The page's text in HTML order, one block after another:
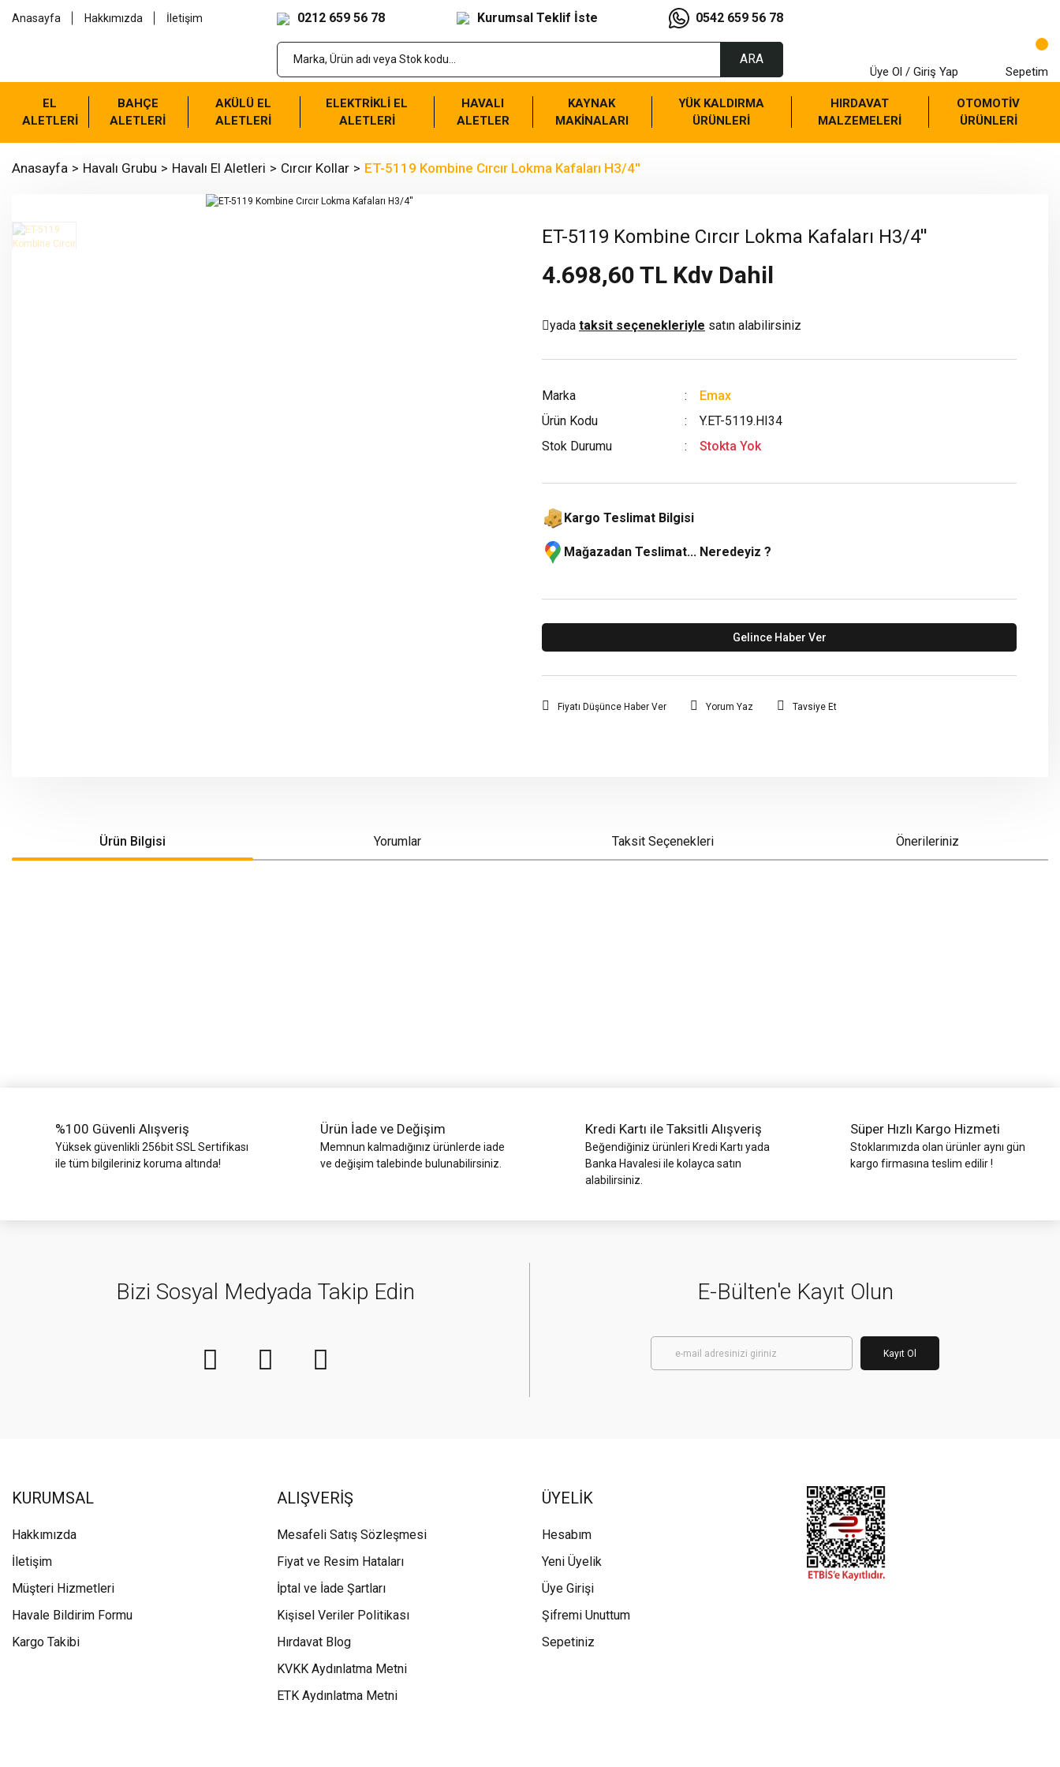
Anasayfa Hakkımızda İletişim 0212 659 56 78 Kurumsal Teklif İste 0542 659 56 78
ARA
Üye Ol / Giriş Yap Sepetim
EL
ALETLERİ
BAHÇE
ALETLERİ
AKÜLÜ EL
ALETLERİ
ELEKTRİKLİ EL
ALETLERİ
HAVALI
ALETLER
KAYNAK
MAKİNALARI
YÜK KALDIRMA
ÜRÜNLERİ
HIRDAVAT
MALZEMELERİ
OTOMOTİV
ÜRÜNLERİ
Anasayfa Havalı Grubu Havalı El Aletleri Cırcır Kollar ET-5119 Kombine Cırcır Lokma Kafaları H3/4''
ET-5119 Kombine Cırcır Lokma Kafaları H3/4''
4.698,60 TL Kdv Dahil
yada taksit seçenekleriyle satın alabilirsiniz
Marka
Emax
Ürün Kodu
Y.ET-5119.HI34
Stok Durumu
Stokta Yok
Kargo Teslimat Bilgisi
Mağazadan Teslimat... Neredeyiz ?
Gelince Haber Ver
Fiyatı Düşünce Haber Ver Yorum Yaz Tavsiye Et
Ürün Bilgisi Yorumlar Taksit Seçenekleri Önerileriniz
%100 Güvenli Alışveriş
Yüksek güvenlikli 256bit SSL Sertifikası
ile tüm bilgileriniz koruma altında!
Ürün İade ve Değişim
Memnun kalmadığınız ürünlerde iade
ve değişim talebinde bulunabilirsiniz.
Kredi Kartı ile Taksitli Alışveriş
Beğendiğiniz ürünleri Kredi Kartı yada
Banka Havalesi ile kolayca satın
alabilirsiniz.
Süper Hızlı Kargo Hizmeti
Stoklarımızda olan ürünler aynı gün
kargo firmasına teslim edilir !
Bizi Sosyal Medyada Takip Edin E-Bülten'e Kayıt Olun
Kayıt Ol
KURUMSAL
Hakkımızda
İletişim
Müşteri Hizmetleri
Havale Bildirim Formu
Kargo Takibi
ALIŞVERİŞ
Mesafeli Satış Sözleşmesi
Fiyat ve Resim Hataları
İptal ve İade Şartları
Kişisel Veriler Politikası
Hırdavat Blog
KVKK Aydınlatma Metni
ETK Aydınlatma Metni
ÜYELİK
Hesabım
Yeni Üyelik
Üye Girişi
Şifremi Unuttum
Sepetiniz